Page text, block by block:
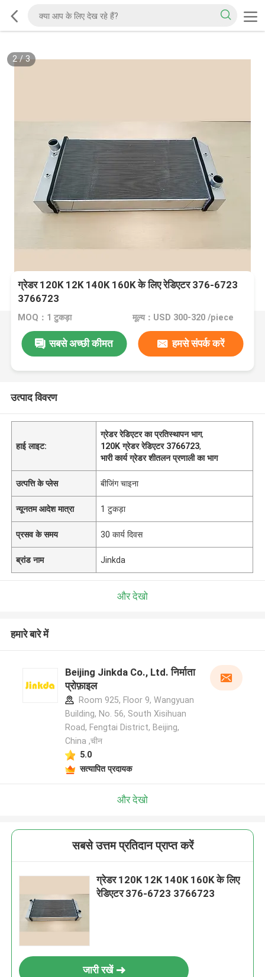
2/3
ग्रेडर 120K 12K 140K 160K के लिए रेडिएटर 376-6723
3766723
MOQ：1 टुकड़ा मूल्य：USD 300-320 /piece
सबसे अच्छी कीमत हमसे संपर्क करें
उत्पाद विवरण
हाई लाइट:
ग्रेडर रेडिएटर का प्रतिस्थापन भाग,
120K ग्रेडर रेडिएटर 3766723,
भारी कार्य ग्रेडर शीतलन प्रणाली का भाग
उत्पत्ति के प्लेस बीजिंग चाइना
न्यूनतम आदेश मात्रा 1 टुकड़ा
प्रसव के समय 30 कार्य दिवस
ब्रांड नाम Jinkda
और देखो
हमारे बारे में
Beijing Jinkda Co., Ltd. निर्माता
प्रोफ़ाइल
Room 925, Floor 9, Wangyuan
Building, No. 56, South Xisihuan
Road, Fengtai District, Beijing,
China ,चीन
5.0
सत्यापित प्रदायक
और देखो
सबसे उत्तम प्रतिदान प्राप्त करें
ग्रेडर 120K 12K 140K 160K के लिए
रेडिएटर 376-6723 3766723
जारी रखें